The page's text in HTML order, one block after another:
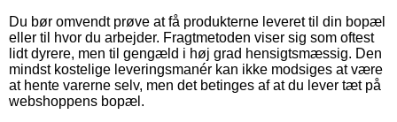
Du bør omvendt prøve at få produkterne leveret til din bopæl
eller til hvor du arbejder. Fragtmetoden viser sig som oftest
lidt dyrere, men til gengæld i høj grad hensigtsmæssig. Den
mindst kostelige leveringsmanér kan ikke modsiges at være
at hente varerne selv, men det betinges af at du lever tæt på
webshoppens bopæl.